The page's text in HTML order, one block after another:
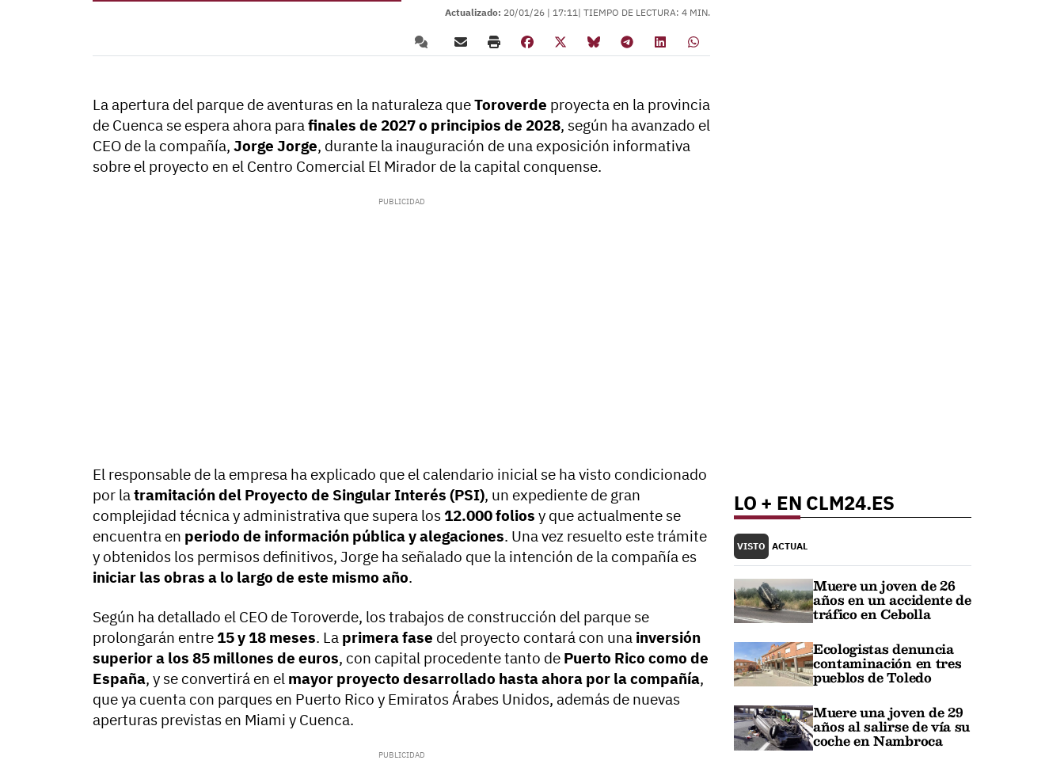
Actualizado: 20/01/26 | 17:11 | TIEMPO DE LECTURA: 4 MIN.
La apertura del parque de aventuras en la naturaleza queToroverde proyecta en la provincia
de Cuenca se espera ahora parafinales de 2027 o principios de 2028, según ha avanzado el
CEO de la compañía, Jorge Jorge, durante la inauguración de una exposición informativa
sobre el proyecto en el Centro Comercial El Mirador de la capital conquense.
El responsable de la empresa ha explicado que el calendario inicial se ha visto condicionado
por latramitación del Proyecto de Singular Interés (PSI), un expediente de gran
complejidad técnica y administrativa que supera los 12.000 folios y que actualmente se
encuentra en periodo de información pública y alegaciones. Una vez resuelto este trámite
y obtenidos los permisos definitivos, Jorge ha señalado que la intención de la compañía es
iniciar las obras a lo largo de este mismo año.
Según ha detallado el CEO de Toroverde, los trabajos de construcción del parque se
prolongarán entre 15 y 18 meses. La primera fase del proyecto contará con una inversión
superior a los 85 millones de euros, con capital procedente tanto de Puerto Rico como de
España, y se convertirá en el mayor proyecto desarrollado hasta ahora por la compañía,
que ya cuenta con parques en Puerto Rico y Emiratos Árabes Unidos, además de nuevas
aperturas previstas en Miami y Cuenca.
LO + EN CLM24.ES
VISTO ACTUAL
Muere un joven de 26
años en un accidente de
tráfico en Cebolla
Ecologistas denuncia
contaminación en tres
pueblos de Toledo
Muere una joven de 29
años al salirse de vía su
coche en Nambroca